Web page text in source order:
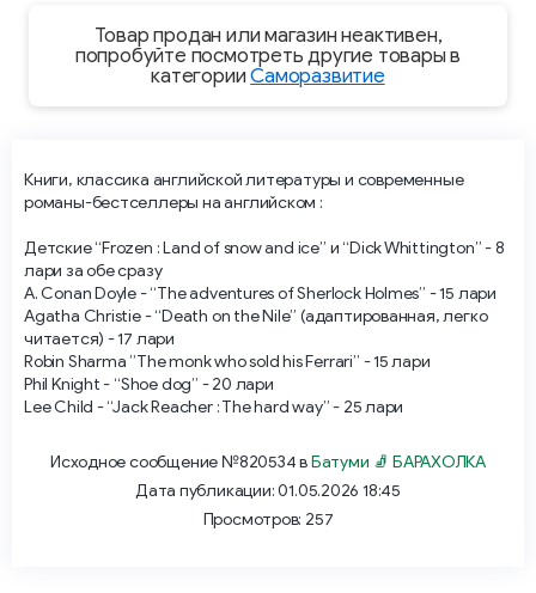
Товар продан или магазин неактивен,
попробуйте посмотреть другие товары в
категорииСаморазвитие
Книги, классика английской литературы и современные
романы-бестселлеры на английском :
Детские “Frozen : Land of snow and ice” и “Dick Whittington” - 8
лари за обе сразу
A. Conan Doyle - “The adventures of Sherlock Holmes” - 15 лари
Agatha Christie - “Death on the Nile” (адаптированная, легко
читается) - 17 лари
Robin Sharma ”The monk who sold his Ferrari” - 15 лари
Phil Knight - “Shoe dog” - 20 лари
Lee Child - “Jack Reacher : The hard way” - 25 лари
Исходное сообщение №820534 вБатуми 🧦 БАРАХОЛКА
Дата публикации: 01.05.2026 18:45
Просмотров: 257